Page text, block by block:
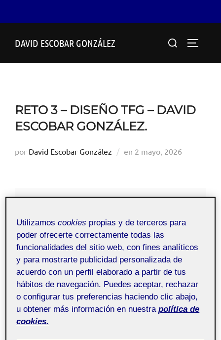
DAVID ESCOBAR GONZÁLEZ Buscar:
RETO 3 – DISEÑO TFG – DAVID
ESCOBAR GONZÁLEZ.
por David Escobar González en Publicado
2 mayo, 2026
TFG - Aula 1
Utilizamoscookies propias y de terceros para
poder ofrecerte correctamente todas las
funcionalidades del sitio web, con fines analíticos
y para mostrarte publicidad personalizada de
acuerdo con un perfil elaborado a partir de tus
hábitos de navegación. Puedes aceptar, rechazar
o configurar tus preferencias haciendo clic abajo,
u obtener más información en nuestra política de
cookies.